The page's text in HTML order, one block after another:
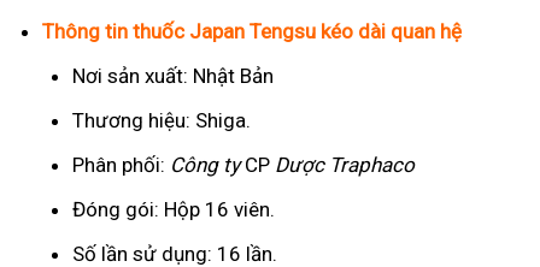
Thông tin thuốc Japan Tengsu kéo dài quan hệ
Nơi sản xuất: Nhật Bản
Thương hiệu: Shiga.
Phân phối: Công tyCP Dược Traphaco
Đóng gói: Hộp 16 viên.
Số lần sử dụng: 16 lần.